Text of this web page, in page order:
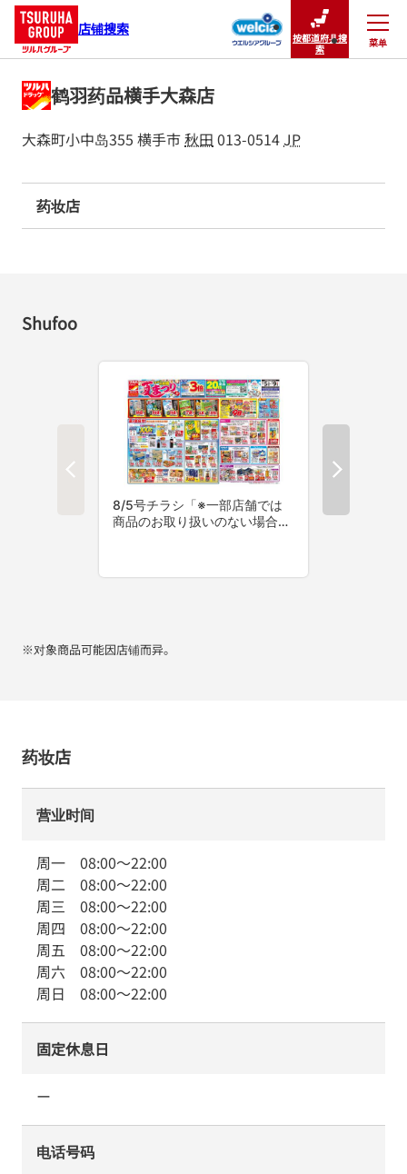
店铺搜索
按都道府县搜
索
菜单
关闭
鹤羽药品横手大森店
大森町小中岛355 横手市秋田 013-0514JP
药妆店
Shufoo
※对象商品可能因店铺而异。
药妆店
营业时间
周一 08:00～22:00
周二 08:00～22:00
周三 08:00～22:00
周四 08:00～22:00
周五 08:00～22:00
周六 08:00～22:00
周日 08:00～22:00
固定休息日
ー
电话号码